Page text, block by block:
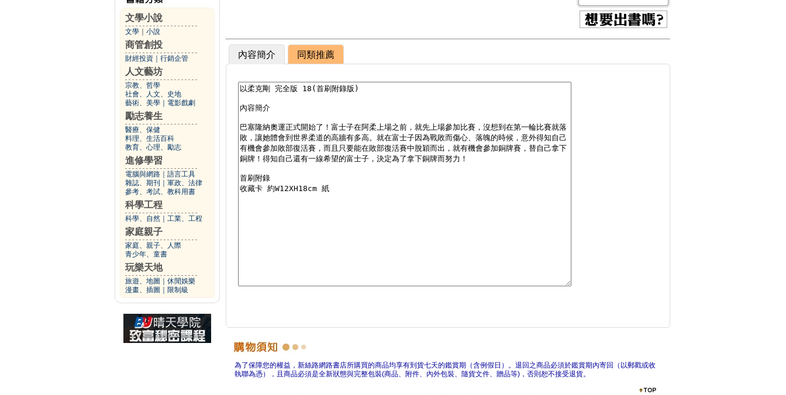
文學小說
文學 小說
商管創投
財經投資 行銷企管
人文藝坊
宗教、哲學
社會、人文、史地
藝術、美學
電影戲劇
勵志養生
醫療、保健
料理、生活百科
教育、心理、勵志
進修學習
電腦與網路
語言工具
雜誌、期刊
軍政、法律
參考、考試、教科用書
科學工程
科學、自然 工業、工程
家庭親子
家庭、親子、人際
青少年、童書
玩樂天地
旅遊、地圖
休閒娛樂
漫畫、插圖
限制級
內容簡介 同類推薦
為了保障您的權益，新絲路網路書店所購買的商品均享有到貨七天的鑑賞期（含例假日）。退回之商品必須於鑑賞期內寄回（以郵戳或收
執聯為憑），且商品必須是全新狀態與完整包裝(商品、附件、內外包裝、隨貨文件、贈品等)，否則恕不接受退貨。